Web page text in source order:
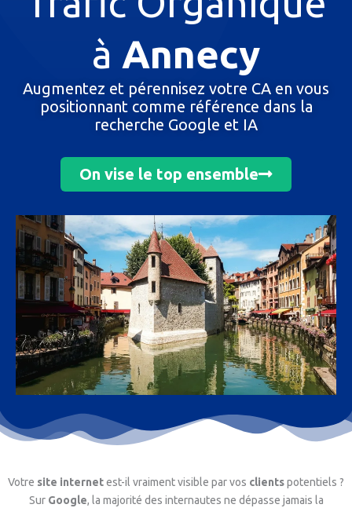
à Annecy
Augmentez et pérennisez votre CA en vous
positionnant comme référence dans la
recherche Google et IA
On vise le top ensemble
Votre site internetest-il vraiment visible par vos clientspotentiels ?
Sur Google, la majorité des internautes ne dépasse jamais la